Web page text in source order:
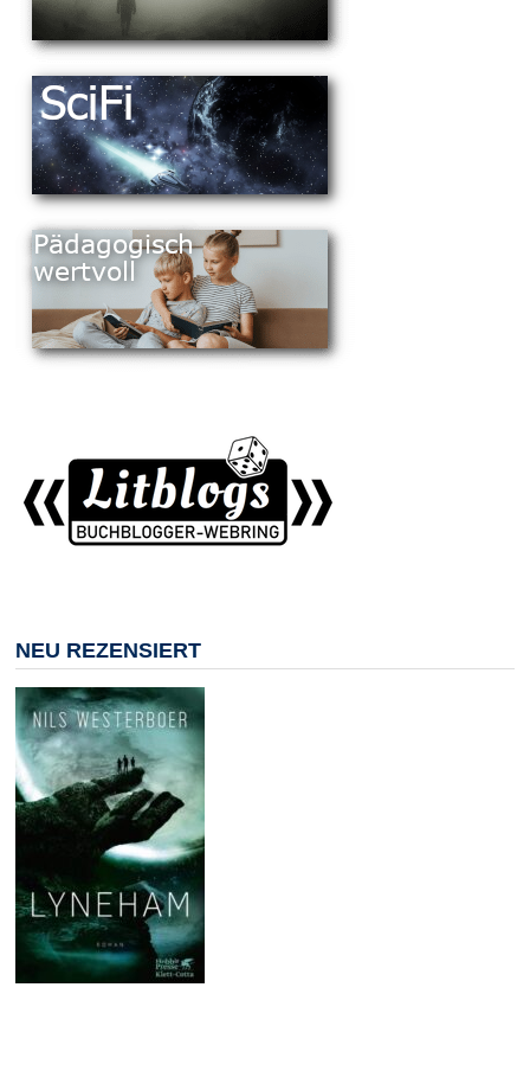
NEU REZENSIERT